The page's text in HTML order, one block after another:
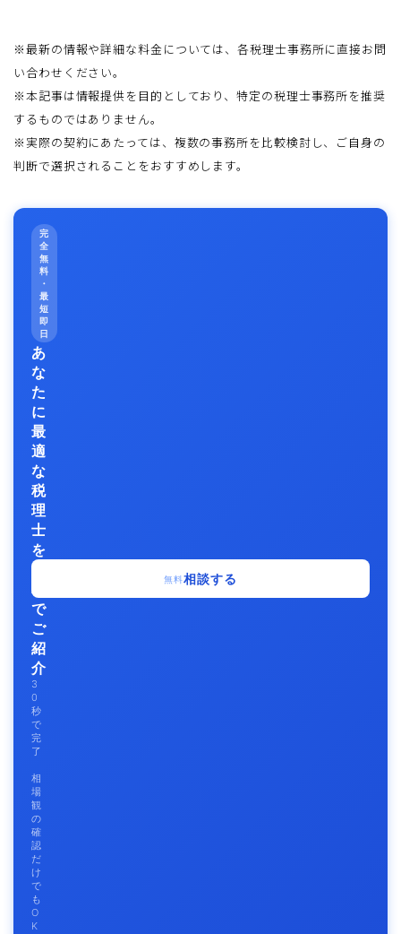
※最新の情報や詳細な料金については、各税理士事務所に直接お問
い合わせください。
※本記事は情報提供を目的としており、特定の税理士事務所を推奨
するものではありません。
※実際の契約にあたっては、複数の事務所を比較検討し、ご自身の
判断で選択されることをおすすめします。
完
全
無
料
・
最
短
即
日
あ
な
た
に
最
適
な
税
理
士
を
無
料
で
ご
紹
介
3
0
秒
で
完
了
相
場
観
の
確
認
だ
け
で
も
O
K
無料相談する